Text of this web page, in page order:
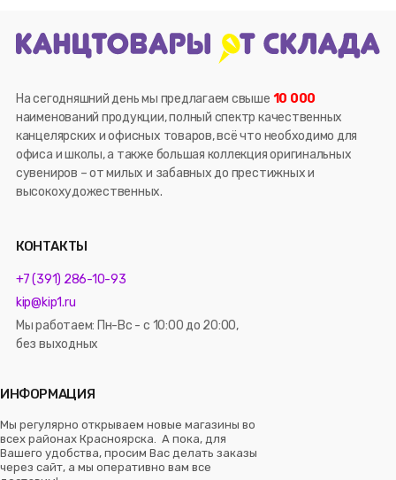
На сегодняшний день мы предлагаем свыше 10 000
наименований продукции, полный спектр качественных
канцелярских и офисных товаров, всё что необходимо для
офиса и школы, а также большая коллекция оригинальных
сувениров – от милых и забавных до престижных и
высокохудожественных.
КОНТАКТЫ
+7 (391) 286-10-93
kip@kip1.ru
Мы работаем: Пн-Вс - с 10:00 до 20:00,
без выходных
ИНФОРМАЦИЯ
Мы регулярно открываем новые магазины во
всех районах Красноярска. А пока, для
Вашего удобства, просим Вас делать заказы
через сайт, а мы оперативно вам все